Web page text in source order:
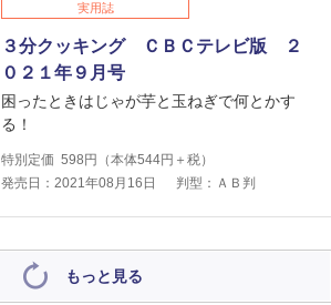
実用誌
３分クッキング ＣＢＣテレビ版 ２
０２１年９月号
困ったときはじゃが芋と玉ねぎで何とかす
る！
特別定価 598 円（本体544円＋税）
発売日：2021年08月16日
判型：ＡＢ判
もっと見る